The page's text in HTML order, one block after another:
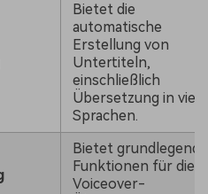
Bietet die
automatische
Erstellung von
Untertiteln,
einschließlich
Übersetzung in viele
Sprachen.
Bietet grundlegende
Funktionen für die
Voiceover-